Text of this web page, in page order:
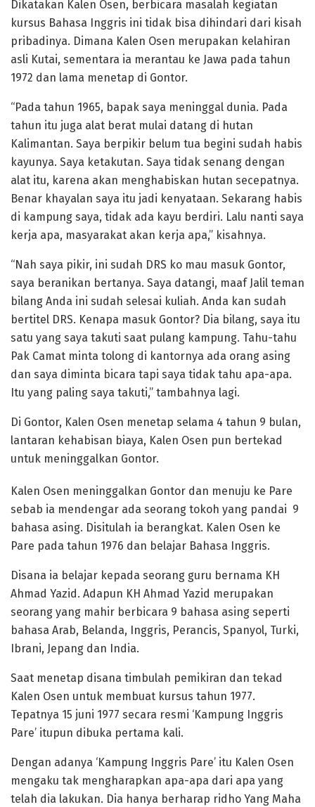
Dikatakan Kalen Osen, berbicara masalah kegiatan
kursus Bahasa Inggris ini tidak bisa dihindari dari kisah
pribadinya. Dimana Kalen Osen merupakan kelahiran
asli Kutai, sementara ia merantau ke Jawa pada tahun
1972 dan lama menetap di Gontor.
“Pada tahun 1965, bapak saya meninggal dunia. Pada
tahun itu juga alat berat mulai datang di hutan
Kalimantan. Saya berpikir belum tua begini sudah habis
kayunya. Saya ketakutan. Saya tidak senang dengan
alat itu, karena akan menghabiskan hutan secepatnya.
Benar khayalan saya itu jadi kenyataan. Sekarang habis
di kampung saya, tidak ada kayu berdiri. Lalu nanti saya
kerja apa, masyarakat akan kerja apa,” kisahnya.
“Nah saya pikir, ini sudah DRS ko mau masuk Gontor,
saya beranikan bertanya. Saya datangi, maaf Jalil teman
bilang Anda ini sudah selesai kuliah. Anda kan sudah
bertitel DRS. Kenapa masuk Gontor? Dia bilang, saya itu
satu yang saya takuti saat pulang kampung. Tahu-tahu
Pak Camat minta tolong di kantornya ada orang asing
dan saya diminta bicara tapi saya tidak tahu apa-apa.
Itu yang paling saya takuti,” tambahnya lagi.
Di Gontor, Kalen Osen menetap selama 4 tahun 9 bulan,
lantaran kehabisan biaya, Kalen Osen pun bertekad
untuk meninggalkan Gontor.
Kalen Osen meninggalkan Gontor dan menuju ke Pare
sebab ia mendengar ada seorang tokoh yang pandai 9
bahasa asing. Disitulah ia berangkat. Kalen Osen ke
Pare pada tahun 1976 dan belajar Bahasa Inggris.
Disana ia belajar kepada seorang guru bernama KH
Ahmad Yazid. Adapun KH Ahmad Yazid merupakan
seorang yang mahir berbicara 9 bahasa asing seperti
bahasa Arab, Belanda, Inggris, Perancis, Spanyol, Turki,
Ibrani, Jepang dan India.
Saat menetap disana timbulah pemikiran dan tekad
Kalen Osen untuk membuat kursus tahun 1977.
Tepatnya 15 juni 1977 secara resmi ‘Kampung Inggris
Pare’ itupun dibuka pertama kali.
Dengan adanya ‘Kampung Inggris Pare’ itu Kalen Osen
mengaku tak mengharapkan apa-apa dari apa yang
telah dia lakukan. Dia hanya berharap ridho Yang Maha